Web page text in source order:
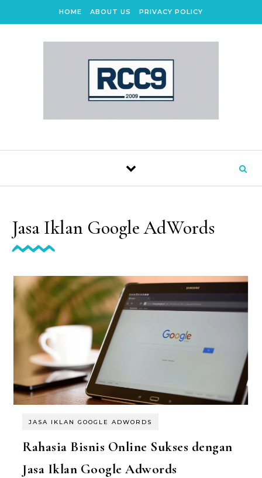
HOME ABOUT US PRIVACY POLICY
Jasa Iklan Google AdWords
JASA IKLAN GOOGLE ADWORDS
Rahasia Bisnis Online Sukses dengan
Jasa Iklan Google Adwords